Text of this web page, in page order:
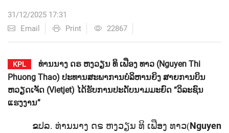
31/12/2025 17:31
Email
Print 22867
KPL
ທ່ານນາງ ດຣ ຫງວຽນ ທິ ເຟືອງ ທາວ (Nguyen Thi
Phuong Thao) ປະທານສະພາການບໍລິຫານຍິງ ສາຍການບິນ
ຫວຽດເຈັດ (Vietjet) ໄດ້ຮັບການປະດັບນາມມະຍົດ “ວິລະຊົນ
ແຮງງານ”
ຂປລ. ທ່ານນາງ ດຣ ຫງວຽນ ທິ ເຟືອງ ທາວ(Nguyen